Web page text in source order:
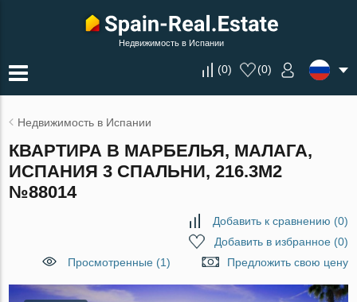
Недвижимость в Испании
(0) (0)
Недвижимость в Испании
КВАРТИРА В МАРБЕЛЬЯ, МАЛАГА,
ИСПАНИЯ 3 СПАЛЬНИ, 216.3М2
№88014
Добавить к сравнению (0)
Добавить в избранное(0)
Просмотренные (1)
Предложить свою цену